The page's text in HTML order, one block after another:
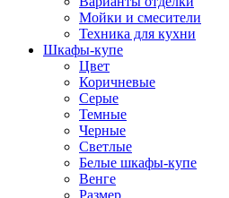
Мойки и смесители
Техника для кухни
Шкафы-купе
Цвет
Коричневые
Серые
Темные
Черные
Светлые
Белые шкафы-купе
Венге
Размер